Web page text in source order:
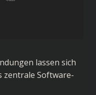
lassen sich
zentrale Software-